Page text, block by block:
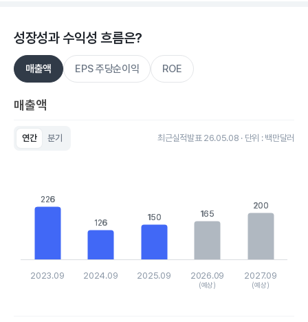
성장성과 수익성 흐름은?
매출액 EPS 주당순이익 ROE
매출액
연간 분기 최근실적발표 26.05.08 · 단위 : 백만달러
The chart has 1 Y axis displaying values. Data ranges from
226
226
126
126
150
150 165
165
200
200
2023.09 2024.09 2025.09 2026.09
(예상)
2027.09
(예상)